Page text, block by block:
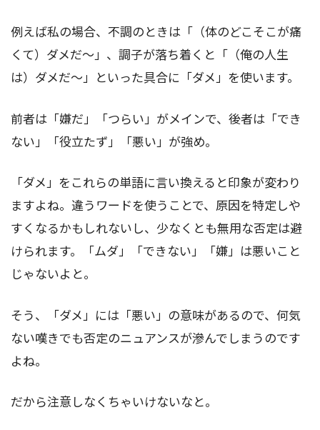
例えば私の場合、不調のときは「（体のどこそこが痛
くて）ダメだ～」、調子が落ち着くと「（俺の人生
は）ダメだ～」といった具合に「ダメ」を使います。
前者は「嫌だ」「つらい」がメインで、後者は「でき
ない」「役立たず」「悪い」が強め。
「ダメ」をこれらの単語に言い換えると印象が変わり
ますよね。違うワードを使うことで、原因を特定しや
すくなるかもしれないし、少なくとも無用な否定は避
けられます。「ムダ」「できない」「嫌」は悪いこと
じゃないよと。
そう、「ダメ」には「悪い」の意味があるので、何気
ない嘆きでも否定のニュアンスが滲んでしまうのです
よね。
だから注意しなくちゃいけないなと。